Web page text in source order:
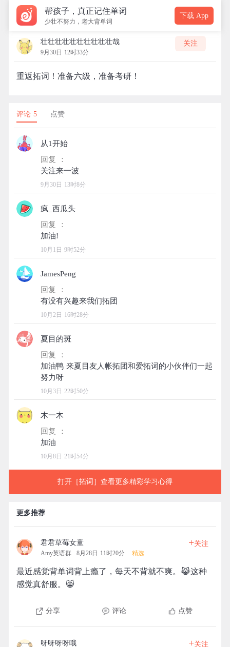
帮孩子，真正记住单词
少壮不努力，老大背单词
下载 App
壮壮壮壮壮壮壮壮壮壮哉
9月30日 12时33分
关注
重返拓词！准备六级，准备考研！
评论 5 点赞
从1开始
回复 ：
9月30日 13时8分
疯_西瓜头
回复 ：
10月1日 9时52分
JamesPeng
回复 ：
10月2日 16时28分
夏目的斑
回复 ：
加油鸭 来夏目友人帐拓团和爱拓词的小伙伴们一起
10月3日 22时50分
木一木
回复 ：
10月8日 21时54分
打开［拓词］查看更多精彩学习心得
更多推荐
君君草莓女童
Amy英语群 8月28日 11时20分 精选
+关注
最近感觉背单词背上瘾了，每天不背就不爽。😹这种
感觉真舒服。😸
分享 评论 点赞
呀呀呀呀哦 +关注